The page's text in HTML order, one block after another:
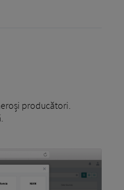
producători.